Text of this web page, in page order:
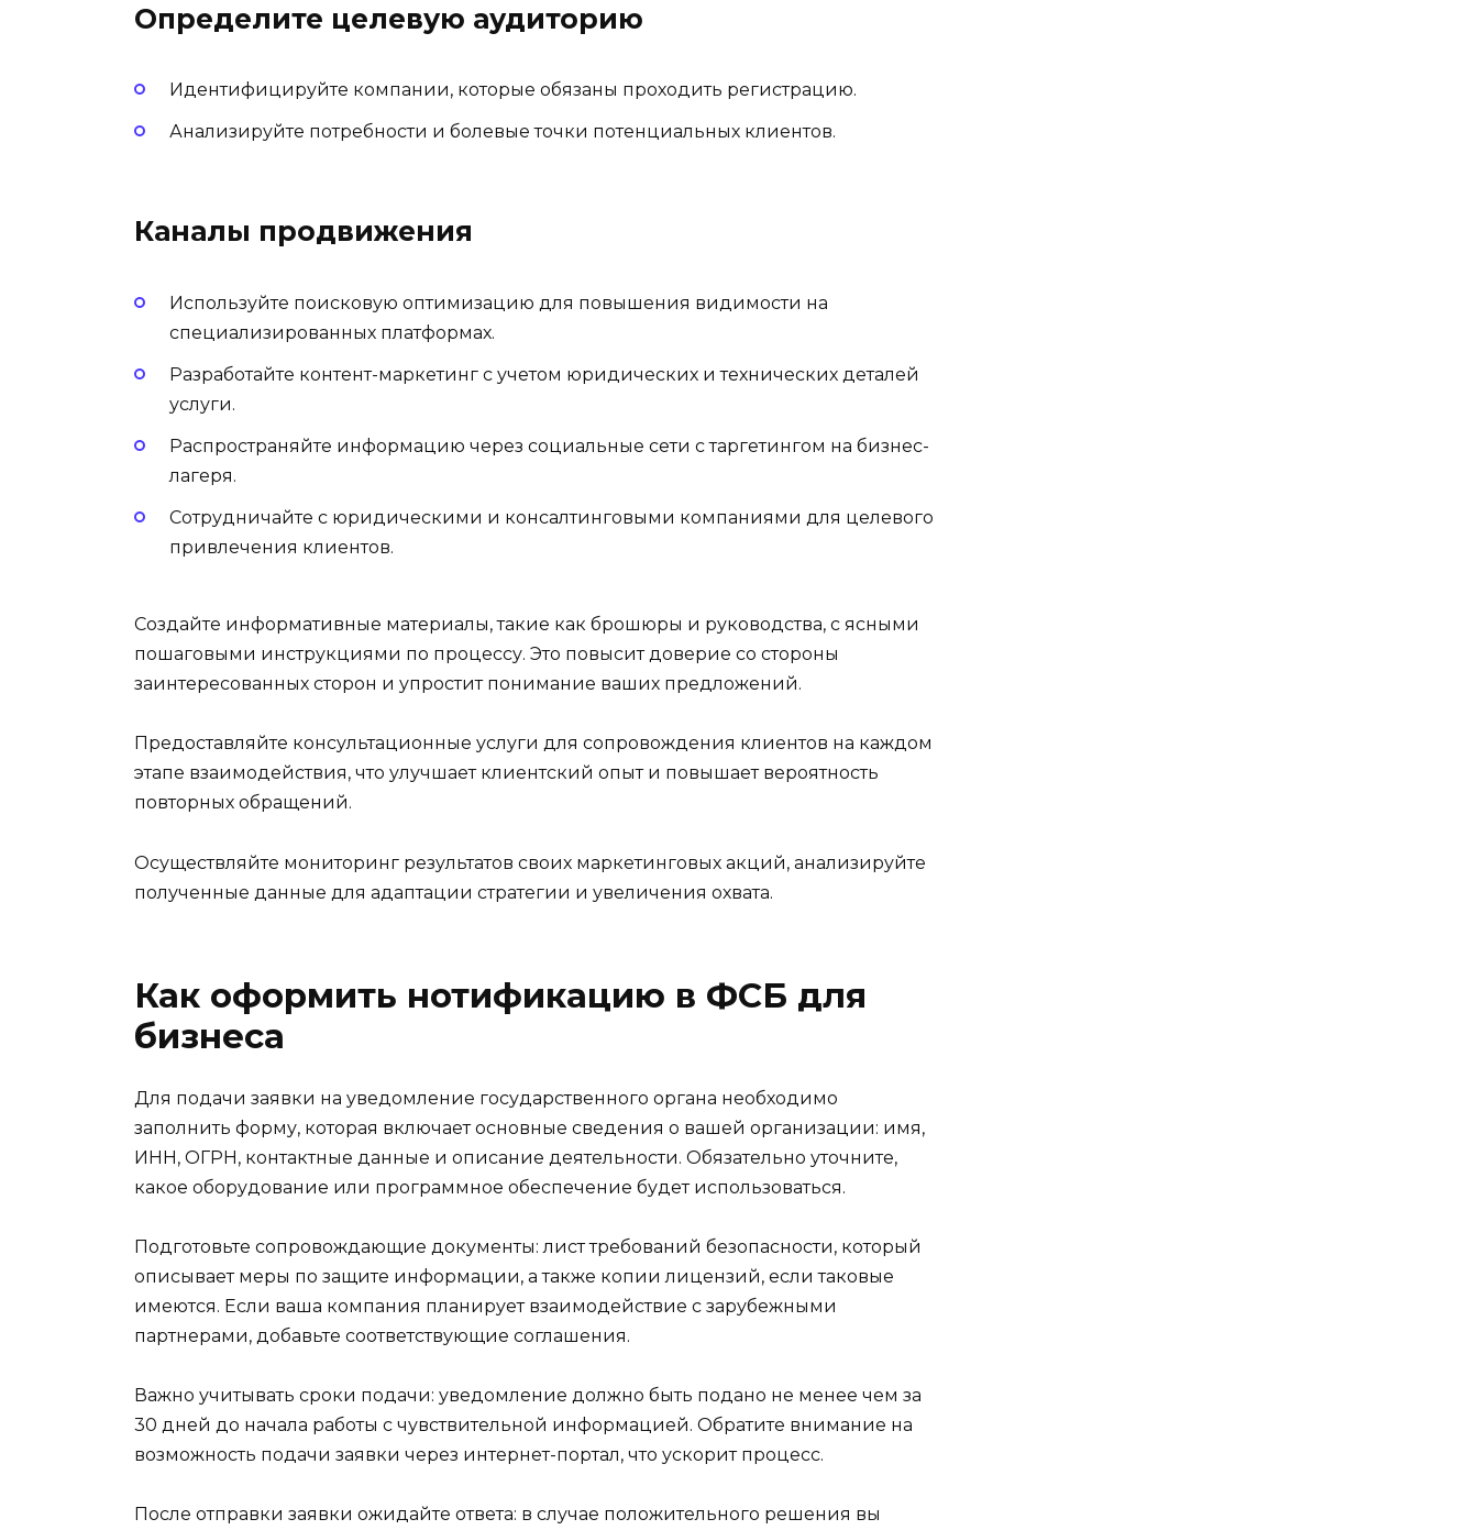
Определите целевую аудиторию
Идентифицируйте компании, которые обязаны проходить регистрацию.
Анализируйте потребности и болевые точки потенциальных клиентов.
Каналы продвижения
Используйте поисковую оптимизацию для повышения видимости на
специализированных платформах.
Разработайте контент-маркетинг с учетом юридических и технических деталей
услуги.
Распространяйте информацию через социальные сети с таргетингом на бизнес-
лагеря.
Сотрудничайте с юридическими и консалтинговыми компаниями для целевого
привлечения клиентов.
Создайте информативные материалы, такие как брошюры и руководства, с ясными
пошаговыми инструкциями по процессу. Это повысит доверие со стороны
заинтересованных сторон и упростит понимание ваших предложений.
Предоставляйте консультационные услуги для сопровождения клиентов на каждом
этапе взаимодействия, что улучшает клиентский опыт и повышает вероятность
повторных обращений.
Осуществляйте мониторинг результатов своих маркетинговых акций, анализируйте
полученные данные для адаптации стратегии и увеличения охвата.
Как оформить нотификацию в ФСБ для
бизнеса
Для подачи заявки на уведомление государственного органа необходимо
заполнить форму, которая включает основные сведения о вашей организации: имя,
ИНН, ОГРН, контактные данные и описание деятельности. Обязательно уточните,
какое оборудование или программное обеспечение будет использоваться.
Подготовьте сопровождающие документы: лист требований безопасности, который
описывает меры по защите информации, а также копии лицензий, если таковые
имеются. Если ваша компания планирует взаимодействие с зарубежными
партнерами, добавьте соответствующие соглашения.
Важно учитывать сроки подачи: уведомление должно быть подано не менее чем за
30 дней до начала работы с чувствительной информацией. Обратите внимание на
возможность подачи заявки через интернет-портал, что ускорит процесс.
После отправки заявки ожидайте ответа: в случае положительного решения вы